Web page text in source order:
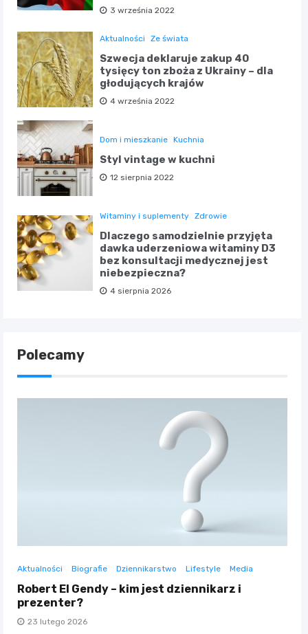
3 września 2022
Aktualności Ze świata
Szwecja deklaruje zakup 40
tysięcy ton zboża z Ukrainy – dla
głodujących krajów
4 września 2022
Dom i mieszkanie Kuchnia
Styl vintage w kuchni
12 sierpnia 2022
Witaminy i suplementy Zdrowie
Dlaczego samodzielnie przyjęta
dawka uderzeniowa witaminy D3
bez konsultacji medycznej jest
niebezpieczna?
4 sierpnia 2026
Polecamy
Aktualności Biografie Dziennikarstwo Lifestyle Media
Robert El Gendy – kim jest dziennikarz i
prezenter?
23 lutego 2026